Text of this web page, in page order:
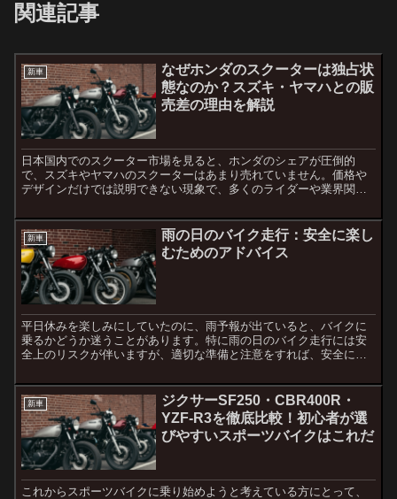
関連記事
新車
なぜホンダのスクーターは独占状
態なのか？スズキ・ヤマハとの販
売差の理由を解説
日本国内でのスクーター市場を見ると、ホンダのシェアが圧倒的
で、スズキやヤマハのスクーターはあまり売れていません。価格や
デザインだけでは説明できない現象で、多くのライダーや業界関係
ー...
新車
雨の日のバイク走行：安全に楽し
むためのアドバイス
平日休みを楽しみにしていたのに、雨予報が出ていると、バイクに
乗るかどうか迷うことがあります。特に雨の日のバイク走行には安
全上のリスクが伴いますが、適切な準備と注意をすれば、安全に走
転...
新車
ジクサーSF250・CBR400R・
YZF-R3を徹底比較！初心者が選
びやすいスポーツバイクはこれだ
これからスポーツバイクに乗り始めようと考えている方にとって、